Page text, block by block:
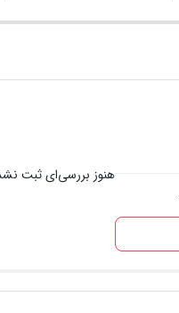
هنوز بررسی‌ای ثبت